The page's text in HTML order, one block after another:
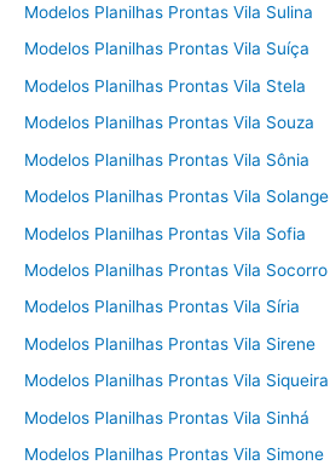
Modelos Planilhas Prontas Vila Sulina
Modelos Planilhas Prontas Vila Suíça
Modelos Planilhas Prontas Vila Stela
Modelos Planilhas Prontas Vila Souza
Modelos Planilhas Prontas Vila Sônia
Modelos Planilhas Prontas Vila Solange
Modelos Planilhas Prontas Vila Sofia
Modelos Planilhas Prontas Vila Socorro
Modelos Planilhas Prontas Vila Síria
Modelos Planilhas Prontas Vila Sirene
Modelos Planilhas Prontas Vila Siqueira
Modelos Planilhas Prontas Vila Sinhá
Modelos Planilhas Prontas Vila Simone